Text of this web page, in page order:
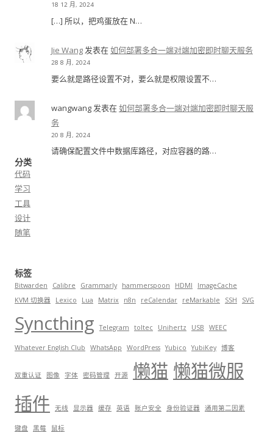
18 12 月, 2024
[…] 所以，把鸡蛋放在 N…
Jie Wang 发表在如何部署多合一端对端加密即时聊天服务
28 8 月, 2024
要么就是路径设置不对，要么就是权限设置不…
wangwang 发表在如何部署多合一端对端加密即时聊天服
务
20 8 月, 2024
请确保配置文件中数据库路径，对应容器的路…
分类
代码
学习
工具
设计
随笔
标签
Bitwarden Calibre Grammarly hammerspoon HDMI
ImageCache
KVM 切换器
Lexico Lua Matrix n8n reCalendar reMarkable SSH SVG
Syncthing Telegram toltec Unihertz USB WEEC
Whatever English Club WhatsApp WordPress Yubico YubiKey 博客
双重认证 图像 字体 密码管理 开源 懒猫 懒猫微服
插件
无线 显示器 缓存 英语 账户安全 身份验证器 通用第二因素
键盘 黑莓 鼠标